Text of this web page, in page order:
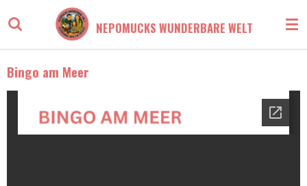
Hauptinhalt
NEPOMUCKS WUNDERBARE WELT
Bingo am Meer